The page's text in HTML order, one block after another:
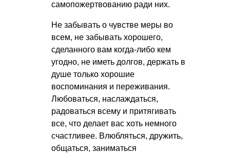
самопожертвованию ради них.
Не забывать о чувстве меры во
всем, не забывать хорошего,
сделанного вам когда-либо кем
угодно, не иметь долгов, держать в
душе только хорошие
воспоминания и переживания.
Любоваться, наслаждаться,
радоваться всему и притягивать
все, что делает вас хоть немного
счастливее. Влюбляться, дружить,
общаться, заниматься